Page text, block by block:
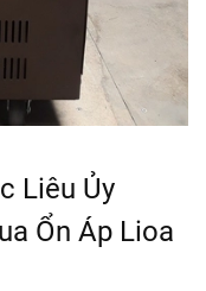
Liêu Ủy
Ổn Áp Lioa